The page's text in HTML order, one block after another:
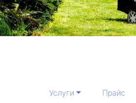
Услуги Прайс